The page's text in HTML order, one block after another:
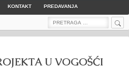
KONTAKT PREDAVANJA
Search
U VOGOŠĆI